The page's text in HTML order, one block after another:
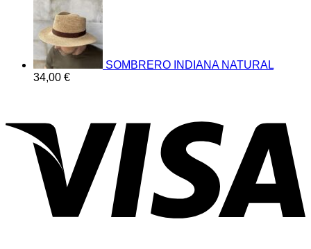
SOMBRERO INDIANA NATURAL
34,00 €